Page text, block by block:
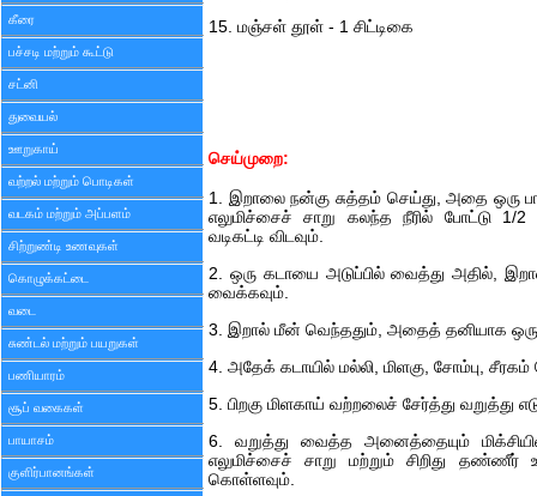
கீரை
பச்சடி மற்றும் கூட்டு
சட்னி
துவையல்
ஊறுகாய்
வற்றல் மற்றும் பொடிகள்
வடகம் மற்றும் அப்பளம்
சிற்றுண்டி உணவுகள்
கொழுக்கட்டை
வடை
சுண்டல் மற்றும் பயறுகள்
பணியாரம்
சூப் வகைகள்
பாயாசம்
குளிர்பானங்கள்
15. மஞ்சள் தூள் - 1 சிட்டிகை
செய்முறை:
1. இறாலை நன்கு சுத்தம் செய்து, அதை ஒரு
எலுமிச்சைச் சாறு கலந்த நீரில் போட்டு
வடிகட்டி விடவும்.
2. ஒரு கடாயை அடுப்பில் வைத்து அதில்,
வைக்கவும்.
3. இறால் மீன் வெந்ததும், அதைத் தனியாக ஒரு
4. அதேக் கடாயில் மல்லி, மிளகு, சோம்பு,
5. பிறகு மிளகாய் வற்றலைச் சேர்த்து வறுத்து
6. வறுத்து வைத்த அனைத்தையும்
எலுமிச்சைச் சாறு மற்றும் சிறிது தண்ணீர்
கொள்ளவும்.